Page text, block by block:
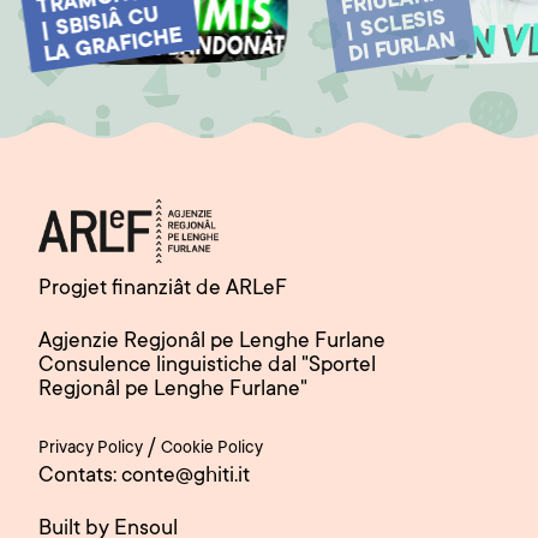
| SBISIÂ CU
LA GRAFICHE | SCLESIS
DI FURLAN
Progjet finanziât de ARLeF
Agjenzie Regjonâl pe Lenghe Furlane
Consulence linguistiche dal "Sportel
Regjonâl pe Lenghe Furlane"
Privacy Policy / Cookie Policy
Contats: conte@ghiti.it
Built by Ensoul